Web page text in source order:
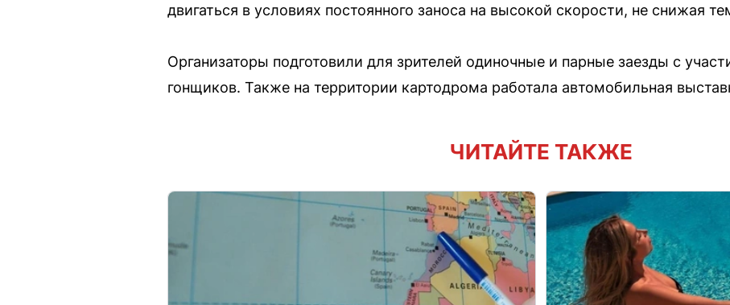
двигаться в условиях постоянного заноса на высокой скорости, не снижая
Организаторы подготовили для зрителей одиночные и парные заезды с
гонщиков. Также на территории картодрома работала автомобильная
ЧИТАЙТЕ ТАКЖЕ